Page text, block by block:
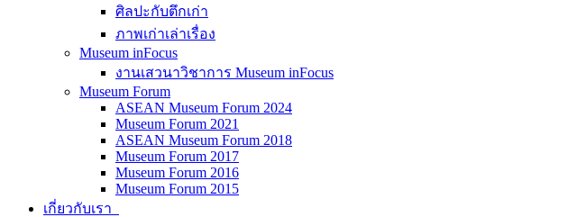
ศิลปะกับตึกเก่า
ภาพเก่าเล่าเรื่อง
Museum inFocus
งานเสวนาวิชาการ Museum inFocus
Museum Forum
ASEAN Museum Forum 2024
Museum Forum 2021
ASEAN Museum Forum 2018
Museum Forum 2017
Museum Forum 2016
Museum Forum 2015
เกี่ยวกับเรา